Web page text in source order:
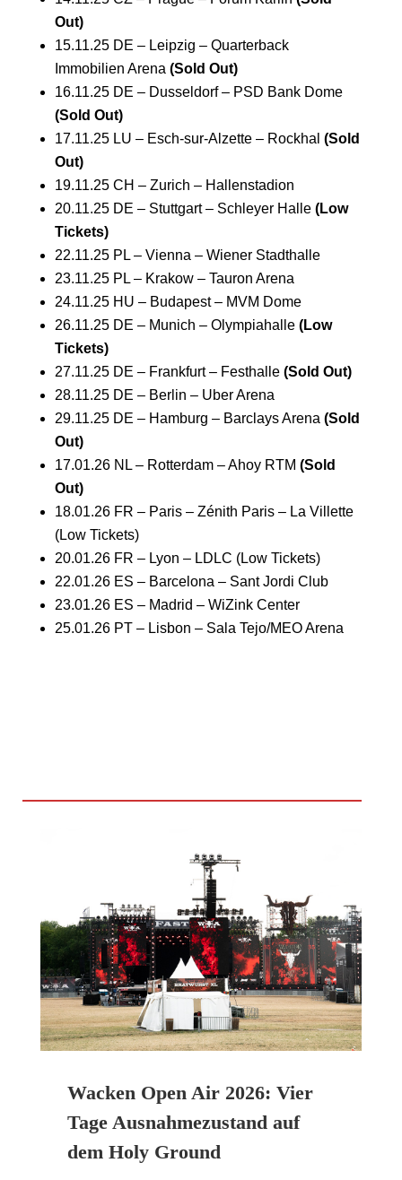
Out)
15.11.25 DE – Leipzig – Quarterback
Immobilien Arena (Sold Out)
16.11.25 DE – Dusseldorf – PSD Bank Dome
(Sold Out)
17.11.25 LU – Esch-sur-Alzette – Rockhal (Sold
Out)
19.11.25 CH – Zurich – Hallenstadion
20.11.25 DE – Stuttgart – Schleyer Halle (Low
Tickets)
22.11.25 PL – Vienna – Wiener Stadthalle
23.11.25 PL – Krakow – Tauron Arena
24.11.25 HU – Budapest – MVM Dome
26.11.25 DE – Munich – Olympiahalle (Low
Tickets)
27.11.25 DE – Frankfurt – Festhalle (Sold Out)
28.11.25 DE – Berlin – Uber Arena
29.11.25 DE – Hamburg – Barclays Arena (Sold
Out)
17.01.26 NL – Rotterdam – Ahoy RTM (Sold
Out)
18.01.26 FR – Paris – Zénith Paris – La Villette
(Low Tickets)
20.01.26 FR – Lyon – LDLC (Low Tickets)
22.01.26 ES – Barcelona – Sant Jordi Club
23.01.26 ES – Madrid – WiZink Center
25.01.26 PT – Lisbon – Sala Tejo/MEO Arena
Wacken Open Air 2026: Vier
Tage Ausnahmezustand auf
dem Holy Ground